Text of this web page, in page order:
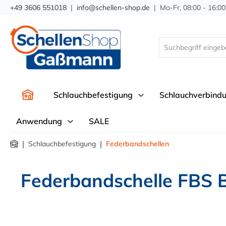
Zur Hauptnavigation springen
+49 3606 551018 | info@schellen-shop.de | Mo-Fr, 08:00 -
Schlauchbefestigung
Anwendung SALE
| Schlauchbefestigung | Federbandschellen
Federbandschelle FBS